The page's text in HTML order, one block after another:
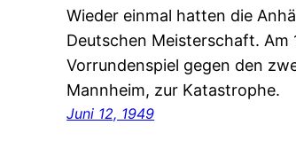
Wieder einmal hatten die
Deutschen Meisterschaft. Am
Vorrundenspiel gegen den
Mannheim, zur Katastrophe.
Juni 12, 1949